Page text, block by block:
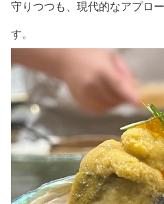
守りつつも、現代的なアプロ
す。